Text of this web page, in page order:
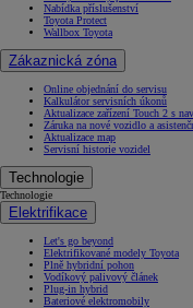
Nabídka příslušenství
Toyota Protect
Wallbox Toyota
Zákaznická zóna
Online objednání do servisu
Kalkulátor servisních úkonů
Aktualizace zařízení Touch 2 s
Záruka na nové vozidlo a
Aktualizace map
Servisní historie vozidel
Technologie
Technologie
Elektrifikace
Let's go beyond
Elektrifikované modely Toyota
Plně hybridní pohon
Vodíkový palivový článek
Plug-in hybrid
Bateriové elektromobily